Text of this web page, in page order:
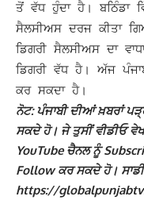
ਤੋਂ ਵੱਧ ਹੁੰਦਾ ਹੈ। ਬਠਿੰਡਾ
ਸੈਲਸੀਅਸ ਦਰਜ ਕੀਤਾ
ਡਿਗਰੀ ਸੈਲਸੀਅਸ ਦਾ
ਡਿਗਰੀ ਵੱਧ ਹੈ। ਅੱਜ
ਕਰ ਸਕਦਾ ਹੈ।
ਨੋਟ: ਪੰਜਾਬੀ ਦੀਆਂ ਖ਼ਬਰਾਂ
ਸਕਦੇ ਹੋ। ਜੇ ਤੁਸੀਂ ਵੀਡੀਓ
YouTube ਚੈਨਲ ਨੂੰ
Follow ਕਰ ਸਕਦੇ ਹੋ।
https://